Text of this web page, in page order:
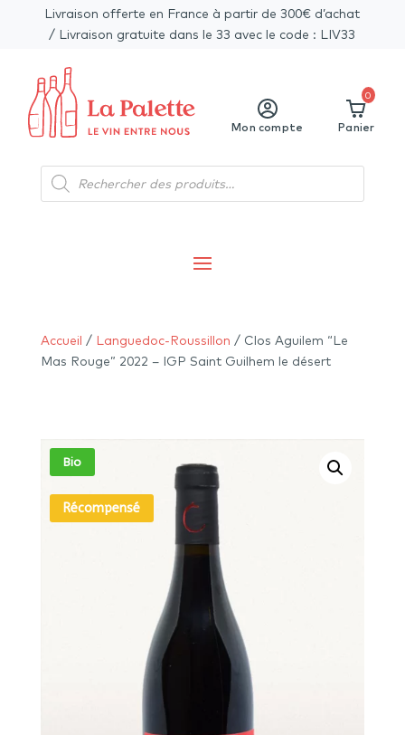
Livraison offerte en France à partir de 300€ d’achat
/ Livraison gratuite dans le 33 avec le code : LIV33
Mon compte Panier
0
Recherche
de
produits
Accueil / Languedoc-Roussillon / Clos Aguilem “Le
Mas Rouge” 2022 – IGP Saint Guilhem le désert
Bio
Récompensé